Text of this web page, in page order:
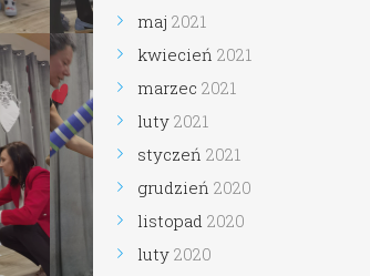
maj 2021
kwiecień 2021
marzec 2021
luty 2021
styczeń 2021
grudzień 2020
listopad 2020
luty 2020